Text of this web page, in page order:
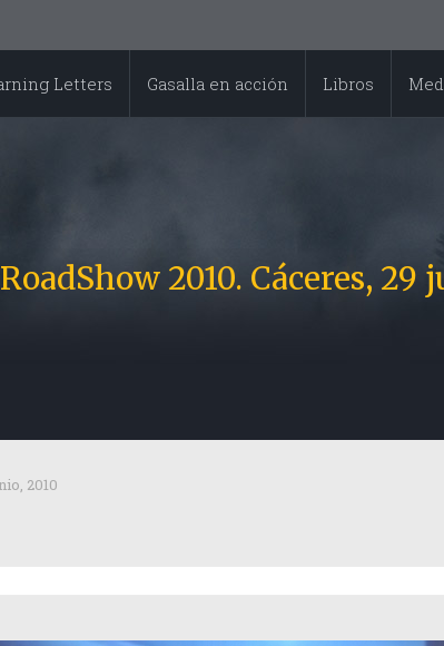
Letters Gasalla en acción Libros
2010. Cáceres, 29
2010